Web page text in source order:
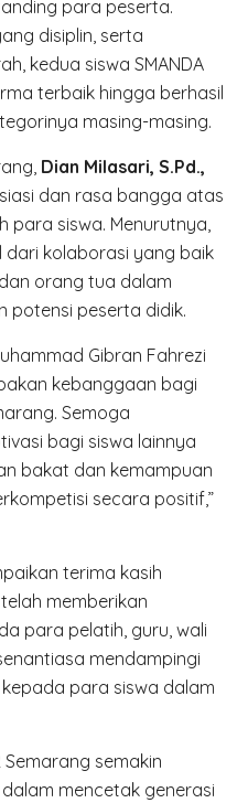
para peserta.
disiplin, serta
kedua siswa SMANDA
terbaik hingga berhasil
masing-masing.
Dian Milasari, S.Pd.,
dan rasa bangga atas
para siswa. Menurutnya,
dari kolaborasi yang baik
orang tua dalam
potensi peserta didik.
Gibran Fahrezi
kebanggaan bagi
Semoga
bagi siswa lainnya
bakat dan kemampuan
secara positif,”
terima kasih
memberikan
para pelatih, guru, wali
mendampingi
para siswa dalam
Semarang semakin
mencetak generasi